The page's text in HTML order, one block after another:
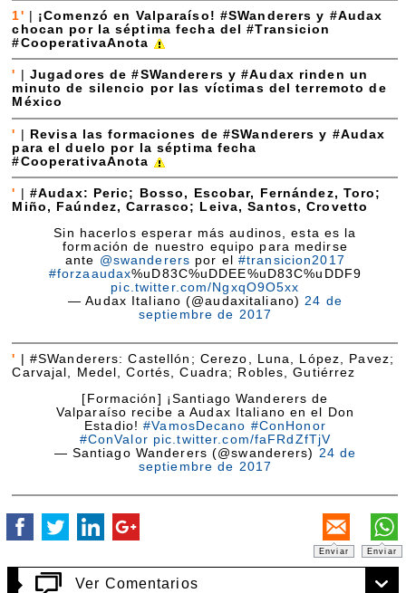
1' | ¡Comenzó en Valparaíso! #SWanderers y #Audax
chocan por la séptima fecha del #Transicion
#CooperativaAnota
'
Jugadores de #SWanderers y #Audax rinden un
minuto de silencio por las víctimas del terremoto de
México
'
Revisa las formaciones de #SWanderers y #Audax
para el duelo por la séptima fecha
#CooperativaAnota
'
#Audax: Peric; Bosso, Escobar, Fernández, Toro;
Miño, Faúndez, Carrasco; Leiva, Santos, Crovetto
Sin hacerlos esperar más audinos, esta es la
formación de nuestro equipo para medirse
ante @swanderers por el #transicion2017
#forzaaudax%uD83C%uDDEE%uD83C%uDDF9
pic.twitter.com/NgxqO9O5xx
— Audax Italiano (@audaxitaliano)24 de
septiembre de 2017
'
#SWanderers: Castellón; Cerezo, Luna, López, Pavez;
Carvajal, Medel, Cortés, Cuadra; Robles, Gutiérrez
[Formación] ¡Santiago Wanderers de
Valparaíso recibe a Audax Italiano en el Don
Estadio!#VamosDecano #ConHonor
#ConValor pic.twitter.com/faFRdZfTjV
— Santiago Wanderers (@swanderers) 24 de
septiembre de 2017
Enviar Enviar
Ver Comentarios